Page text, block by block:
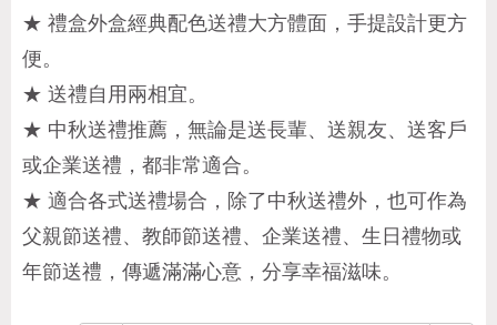
★ 禮盒外盒經典配色送禮大方體面，手提設計更方
便。
★ 送禮自用兩相宜。
★ 中秋送禮推薦，無論是送長輩、送親友、送客戶
或企業送禮，都非常適合。
★ 適合各式送禮場合，除了中秋送禮外，也可作為
父親節送禮、教師節送禮、企業送禮、生日禮物或
年節送禮，傳遞滿滿心意，分享幸福滋味。